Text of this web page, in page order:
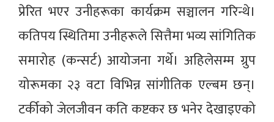
प्रेरित भएर उनीहरूका कार्यक्रम सञ्चालन गरिन्थे।
कतिपय स्थितिमा उनीहरूले सित्तैमा भव्य सांगितिक
समारोह (कन्सर्ट) आयोजना गर्थे। अहिलेसम्म ग्रुप
योरूमका २३ वटा विभिन्न सांगीतिक एल्बम छन्।
टर्कीको जेलजीवन कति कष्टकर छ भनेर देखाइएको